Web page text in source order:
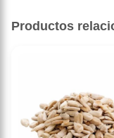
Moneda de
gr, Granel Tremus
Perfecto para
Productos